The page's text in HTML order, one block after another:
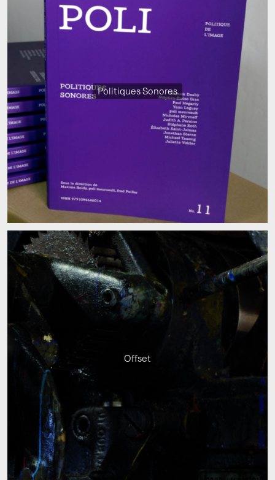
Politiques Sonores
Offset